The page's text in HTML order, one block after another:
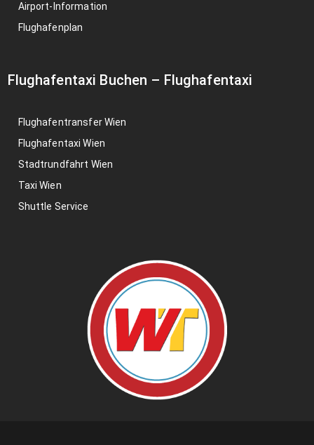
Airport-Information
Flughafenplan
Flughafentaxi Buchen – Flughafentaxi
Flughafentransfer Wien
Flughafentaxi Wien
Stadtrundfahrt Wien
Taxi Wien
Shuttle Service